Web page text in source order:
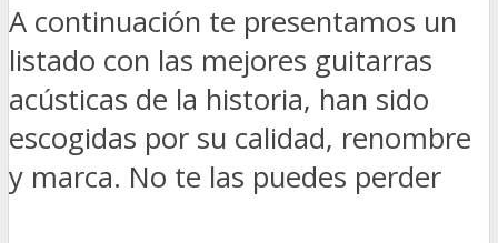
A continuación te presentamos un
listado con las mejores guitarras
acústicas de la historia, han sido
escogidas por su calidad, renombre
y marca. No te las puedes perder